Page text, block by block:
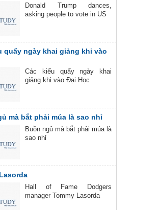
Donald Trump dances,
asking people to vote in US
quẩy ngày khai giảng khi vào
Các kiểu quẩy ngày khai
giảng khi vào Đại Học
mà bắt phải múa là sao nhỉ
Buồn ngủ mà bắt phải múa là
sao nhỉ
Hall of Fame Dodgers
manager Tommy Lasorda